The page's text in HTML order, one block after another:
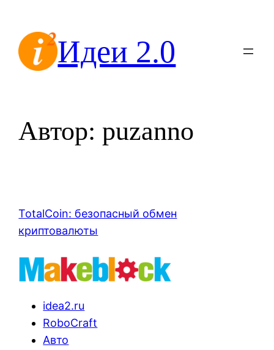
содержимомуИдеи 2.0
Автор: puzanno
TotalCoin: безопасный обмен
криптовалюты
idea2.ru
RoboCraft
Авто